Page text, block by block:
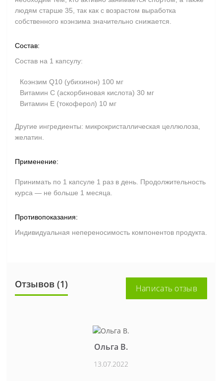
людям старше 35, так как с возрастом выработка
собственного коэнзима значительно снижается.
Состав:
Состав на 1 капсулу:
Коэнзим Q10 (убихинон) 100 мг
Витамин C (аскорбиновая кислота) 30 мг
Витамин E (токоферол) 10 мг
Другие ингредиенты: микрокристаллическая целлюлоза,
желатин.
Применение:
Принимать по 1 капсуле 1 раз в день. Продолжительность
курса — не больше 1 месяца.
Противопоказания:
Индивидуальная непереносимость компонентов продукта.
Отзывов (1) Написать отзыв
Ольга В.
13.07.2022